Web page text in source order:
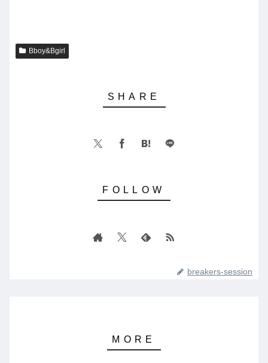
Bboy&Bgirl
breakers-session